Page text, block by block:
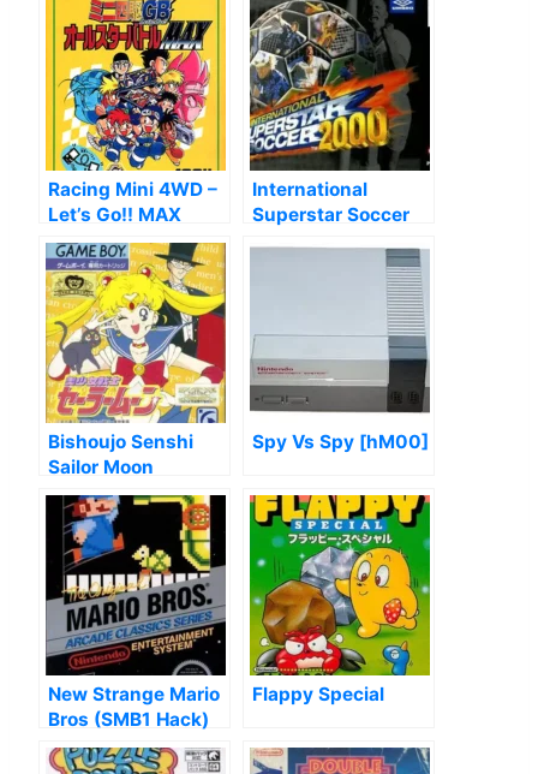
Racing Mini 4WD –
Let’s Go!! MAX
International
Superstar Soccer
Bishoujo Senshi
Sailor Moon
Spy Vs Spy [hM00]
New Strange Mario
Bros (SMB1 Hack)
Flappy Special